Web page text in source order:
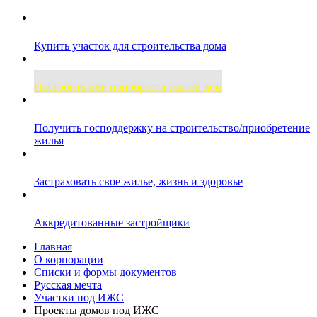
Купить участок для строительства дома
Построить или приобрести жилой дом
Получить господдержку на строительство/приобретение
жилья
Застраховать свое жилье, жизнь и здоровье
Аккредитованные застройщики
Главная
О корпорации
Списки и формы документов
Русская мечта
Участки под ИЖС
Проекты домов под ИЖС